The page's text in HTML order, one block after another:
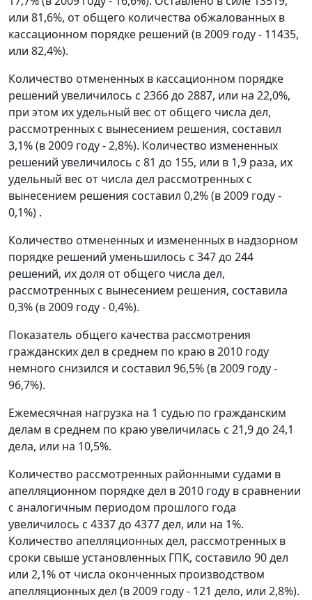
или 81,6%, от общего количества обжалованных в
кассационном порядке решений (в 2009 году - 11435,
или 82,4%).
Количество отмененных в кассационном порядке
решений увеличилось с 2366 до 2887, или на 22,0%,
при этом их удельный вес от общего числа дел,
рассмотренных с вынесением решения, составил
3,1% (в 2009 году - 2,8%). Количество измененных
решений увеличилось с 81 до 155, или в 1,9 раза, их
удельный вес от числа дел рассмотренных с
вынесением решения составил 0,2% (в 2009 году -
0,1%) .
Количество отмененных и измененных в надзорном
порядке решений уменьшилось с 347 до 244
решений, их доля от общего числа дел,
рассмотренных с вынесением решения, составила
0,3% (в 2009 году - 0,4%).
Показатель общего качества рассмотрения
гражданских дел в среднем по краю в 2010 году
немного снизился и составил 96,5% (в 2009 году -
96,7%).
Ежемесячная нагрузка на 1 судью по гражданским
делам в среднем по краю увеличилась с 21,9 до 24,1
дела, или на 10,5%.
Количество рассмотренных районными судами в
апелляционном порядке дел в 2010 году в сравнении
с аналогичным периодом прошлого года
увеличилось с 4337 до 4377 дел, или на 1%.
Количество апелляционных дел, рассмотренных в
сроки свыше установленных ГПК, составило 90 дел
или 2,1% от числа оконченных производством
апелляционных дел (в 2009 году - 121 дело, или 2,8%).